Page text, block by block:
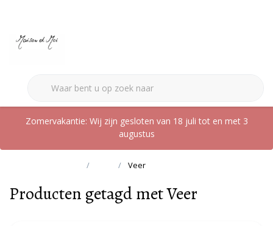
Zomervakantie: Wij zijn gesloten van 18 juli tot en met 3
augustus
Veer
Producten getagd met Veer